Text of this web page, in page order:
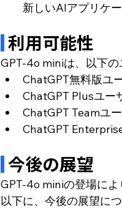
新しいAIアプリケ
利用可能性
GPT-4o miniは、以下の
ChatGPT無料版ユ
ChatGPT Plusユー
ChatGPT Teamユ
ChatGPT
今後の展望
GPT-4o miniの登場によ
以下に、今後の展望に